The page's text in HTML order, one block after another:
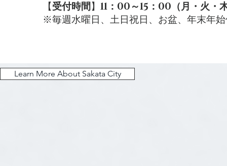
【受付時間】 11：00～15：00（月・火・
※毎週水曜日、土日祝日、お盆、年末年
Learn More About Sakata City